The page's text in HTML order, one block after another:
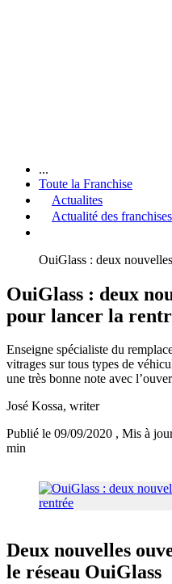
...
Toute la Franchise
Actualites
Actualité des franchises
OuiGlass : deux
OuiGlass : deux
pour lancer la
Enseigne spécialiste du
vitrages sur tous types de
une très bonne note avec
José Kossa, writer
Publié le 09/09/2020 , Mis à
min
Deux nouvelles
le réseau OuiGlass